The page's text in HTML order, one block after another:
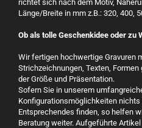
richtet sich nach dem Motiv,
Länge/Breite in mm z.B.: 320, 400,
Ob als tolle Geschenkidee oder zu
Wir fertigen hochwertige Gravuren
Strichzeichnungen, Texten,
der Größe und Präsentation.
Sofern Sie in unserem
Konfigurationsmöglichkeiten
Entsprechendes finden, so helfen
Beratung weiter. Aufgeführte